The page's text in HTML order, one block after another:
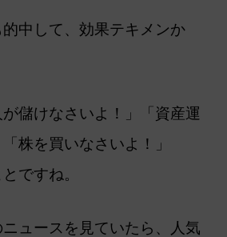
的中して、効果テキメンか
が儲けなさいよ！」「資産運
株を買いなさいよ！」
ですね。
ュースを見ていたら、人気